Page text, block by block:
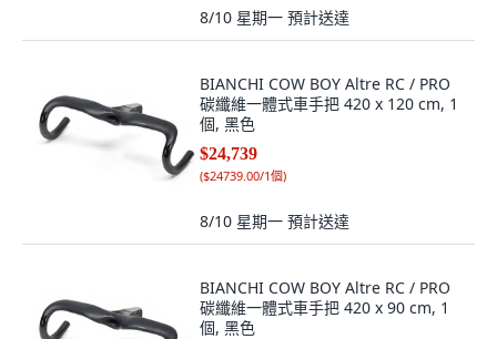
8/10 星期一 預計送達
BIANCHI COW BOY Altre RC / PRO
碳纖維一體式車手把 420 x 120 cm, 1
個, 黑色
$24,739
($24739.00/1個)
8/10 星期一 預計送達
BIANCHI COW BOY Altre RC / PRO
碳纖維一體式車手把 420 x 90 cm, 1
個, 黑色